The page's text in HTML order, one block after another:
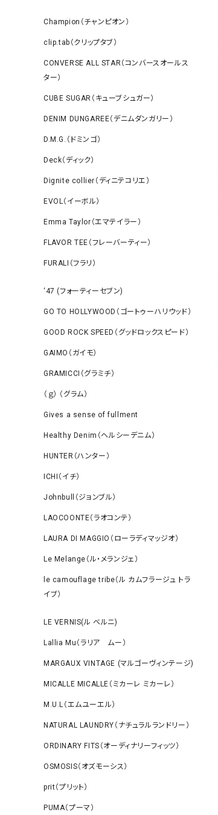
Champion（チャンピオン）
clip.tab（クリップタブ）
CONVERSE ALL STAR（コンバースオールス
ター）
CUBE SUGAR（キューブシュガー）
DENIM DUNGAREE（デニムダンガリー）
D.M.G.（ドミンゴ）
Deck（ディック）
Dignite collier（ディニテコリエ）
EVOL（イーボル）
Emma Taylor（エマテイラー）
FLAVOR TEE（フレーバーティー）
FURALI（フラリ）
‘47 (フォーティーセブン)
GO TO HOLLYWOOD（ゴートゥーハリウッド）
GOOD ROCK SPEED（グッドロックスピード）
GAIMO（ガイモ）
GRAMICCI（グラミチ）
（ｇ） （グラム）
Gives a sense of fullment
Healthy Denim（ヘルシーデニム）
HUNTER（ハンター）
ICHI（イチ）
Johnbull（ジョンブル）
LAOCOONTE（ラオコンテ）
LAURA DI MAGGIO（ローラディマッジオ）
Le Melange（ル・メランジェ）
le camouflage tribe（ル カムフラージュ トラ
イブ）
LE VERNIS(ル ベルニ)
Lallia Mu（ラリア ムー）
MARGAUX VINTAGE (マルゴーヴィンテージ)
MICALLE MICALLE（ミカーレ ミカーレ）
M.U.L（エムユーエル）
NATURAL LAUNDRY（ナチュラルランドリー）
ORDINARY FITS（オーディナリーフィッツ）
OSMOSIS（オズモーシス）
prit（プリット）
PUMA（プーマ）